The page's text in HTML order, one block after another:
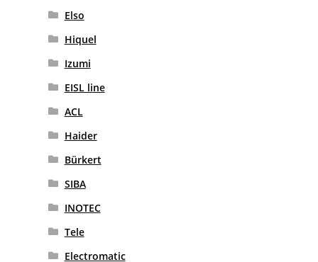
Elso
Hiquel
Izumi
EISL line
ACL
Haider
Bürkert
SIBA
INOTEC
Tele
Electromatic